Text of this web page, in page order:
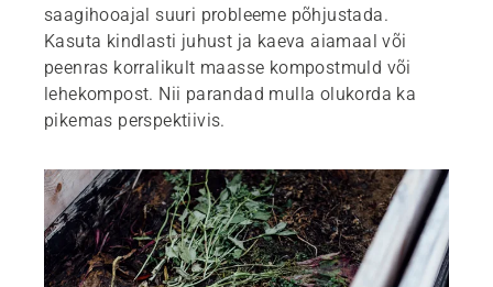
saagihooajal suuri probleeme põhjustada.
Kasuta kindlasti juhust ja kaeva aiamaal või
peenras korralikult maasse kompostmuld või
lehekompost. Nii parandad mulla olukorda ka
pikemas perspektiivis.